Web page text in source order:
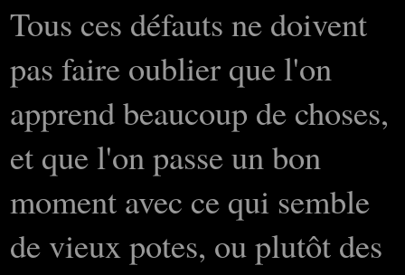
Tous ces défauts ne doivent
pas faire oublier que l'on
apprend beaucoup de choses,
et que l'on passe un bon
moment avec ce qui semble
de vieux potes, ou plutôt des